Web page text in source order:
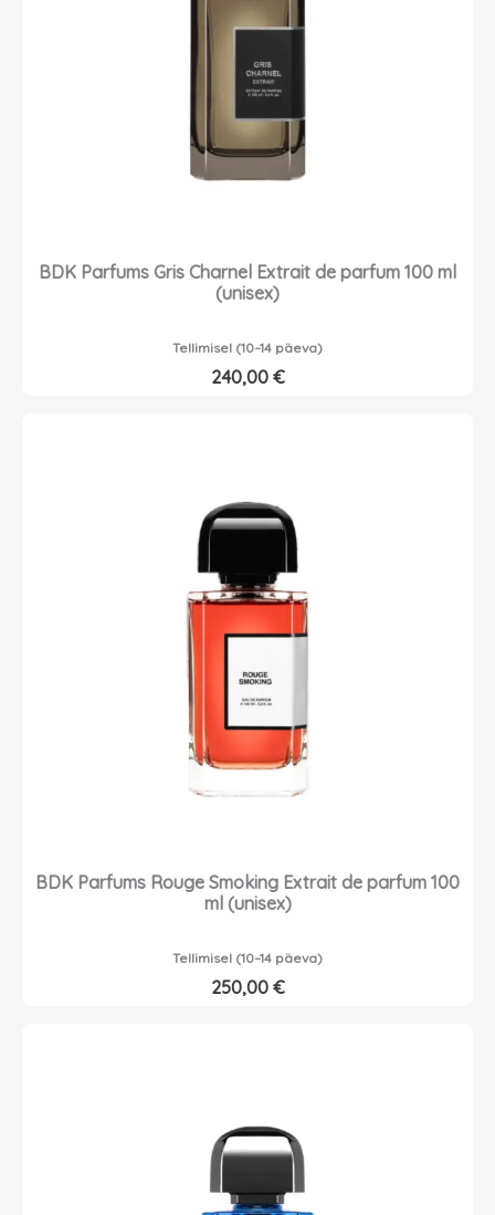
BDK Parfums Gris Charnel Extrait de parfum 100 ml
(unisex)
Tellimisel (10–14 päeva)
240,00 €
BDK Parfums Rouge Smoking Extrait de parfum 100
ml (unisex)
Tellimisel (10–14 päeva)
250,00 €